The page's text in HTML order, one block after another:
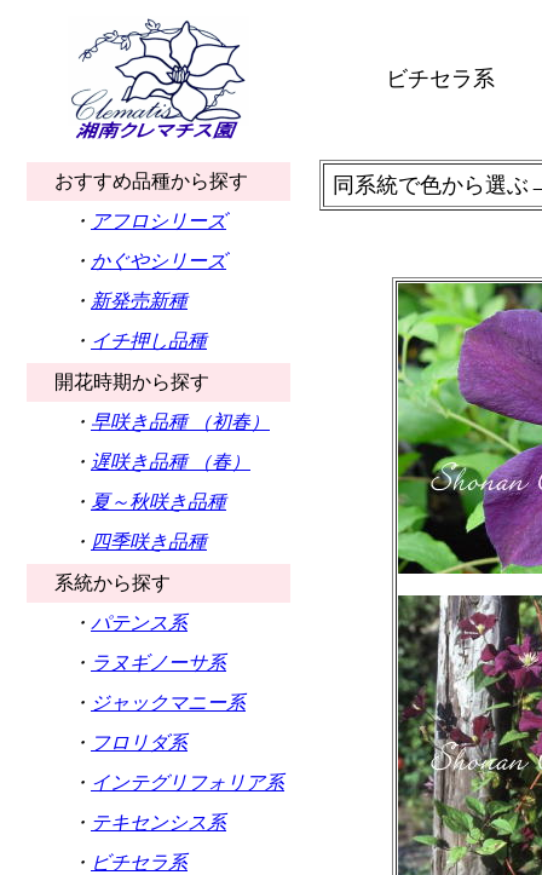
ビチセラ系
おすすめ品種から探す
・ アフロシリーズ
・ かぐやシリーズ
・ 新発売新種
・ イチ押し品種
開花時期から探す
・ 早咲き品種 （初春）
・ 遅咲き品種 （春）
・ 夏～秋咲き品種
・ 四季咲き品種
系統から探す
・ パテンス系
・ ラヌギノーサ系
・ ジャックマニー系
・ フロリダ系
・ インテグリフォリア系
・ テキセンシス系
・ ビチセラ系
同系統で色から選ぶ